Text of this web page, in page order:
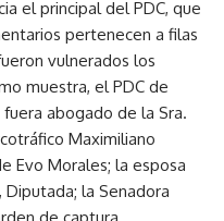
el principal del PDC, que
pertenecen a filas
vulnerados los
muestra, el PDC de
abogado de la Sra.
Maximiliano
Evo Morales; la esposa
Diputada; la Senadora
de captura